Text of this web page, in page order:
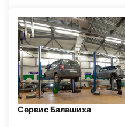
Сервис Балашиха